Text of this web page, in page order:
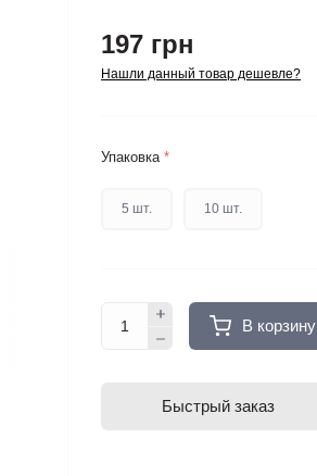
197 грн
Нашли данный товар дешевле?
Упаковка *
5 шт. 10 шт.
В корзину
Быстрый заказ